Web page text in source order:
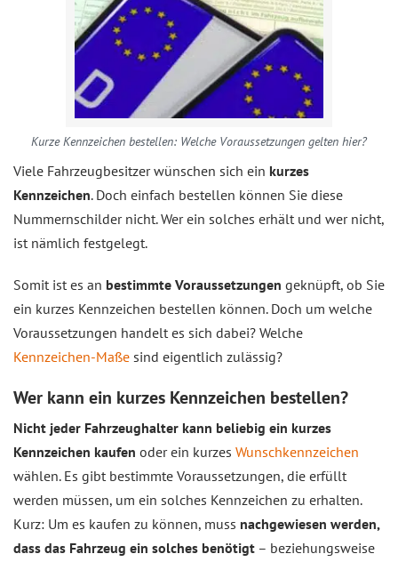
Kurze Kennzeichen bestellen: Welche Voraussetzungen gelten hier?
Viele Fahrzeugbesitzer wünschen sich ein kurzes
Kennzeichen. Doch einfach bestellen können Sie diese
Nummernschilder nicht. Wer ein solches erhält und wer nicht,
ist nämlich festgelegt.
Somit ist es an bestimmte Voraussetzungen geknüpft, ob Sie
ein kurzes Kennzeichen bestellen können. Doch um welche
Voraussetzungen handelt es sich dabei? Welche
Kennzeichen-Maße sind eigentlich zulässig?
Wer kann ein kurzes Kennzeichen bestellen?
Nicht jeder Fahrzeughalter kann beliebig ein kurzes
Kennzeichen kaufen oder ein kurzes Wunschkennzeichen
wählen. Es gibt bestimmte Voraussetzungen, die erfüllt
werden müssen, um ein solches Kennzeichen zu erhalten.
Kurz: Um es kaufen zu können, muss nachgewiesen werden,
dass das Fahrzeug ein solches benötigt – beziehungsweise